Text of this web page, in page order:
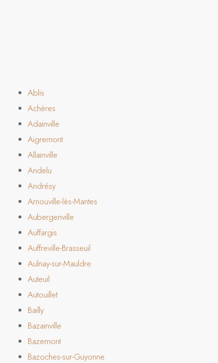
Ablis
Achères
Adainville
Aigremont
Allainville
Andelu
Andrésy
Arnouville-lès-Mantes
Aubergenville
Auffargis
Auffreville-Brasseuil
Aulnay-sur-Mauldre
Auteuil
Autouillet
Bailly
Bazainville
Bazemont
Bazoches-sur-Guyonne